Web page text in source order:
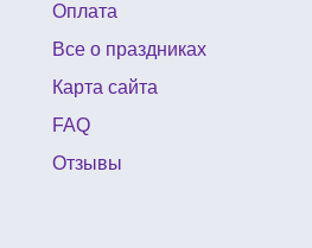
герои в масках
киев
фиксики
8 марта
Оплата
Все о праздниках
Карта сайта
FAQ
Отзывы